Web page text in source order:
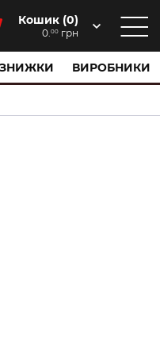
Кошик (0)
0.00 грн
ЗНИЖКИ ВИРОБНИКИ